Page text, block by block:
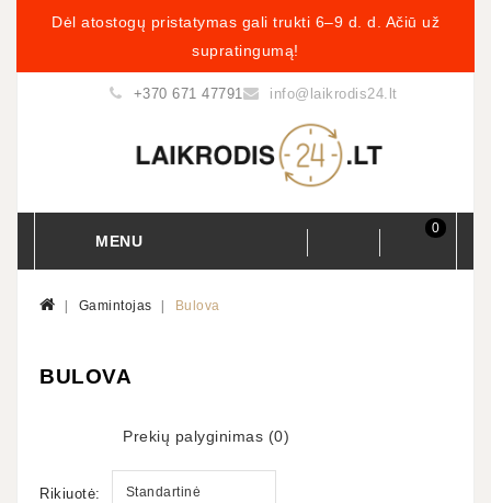
Dėl atostogų pristatymas gali trukti 6–9 d. d. Ačiū už
supratingumą!
+370 671 47791 info@laikrodis24.lt
0
MENU
Gamintojas Bulova
BULOVA
Prekių palyginimas (0)
Rikiuotė: Standartinė